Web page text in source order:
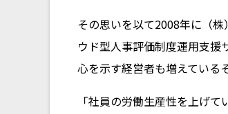
その思いを以て2008年に（
ウド型人事評価制度運用支援
心を示す経営者も増えている
「社員の労働生産性を上げ